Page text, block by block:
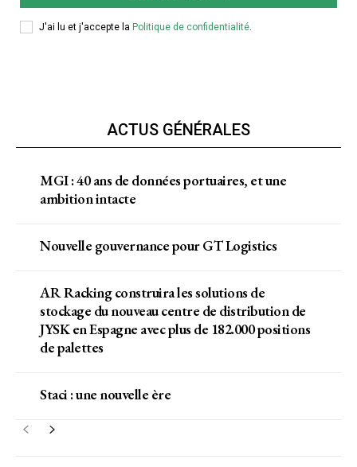
J'ai lu et j'accepte la Politique de confidentialité
ACTUS GÉNÉRALES
MGI : 40 ans de données portuaires, et une
ambition intacte
Nouvelle gouvernance pour GT Logistics
AR Racking construira les solutions de
stockage du nouveau centre de distribution de
JYSK en Espagne avec plus de 182.000 positions
de palettes
Staci : une nouvelle ère